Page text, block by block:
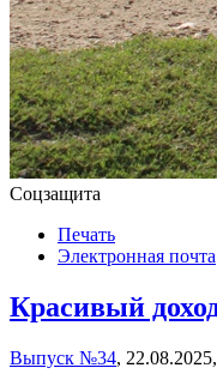
Соцзащита
Печать
Электронная почта
Красивый
Выпуск №34, 22.08.2025,